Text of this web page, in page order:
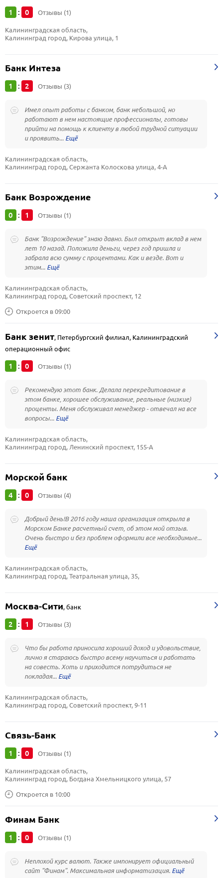
1 : 0 Отзывы (1)
Калининградская область,
Калининград город, Кирова улица, 1
Банк Интеза
1 : 2 Отзывы (3)
Имел опыт работы с банком, банк небольшой, но
работают в нем настоящие профессионалы, готовы
прийти на помощь к клиенту в любой трудной ситуации
и проявить...
Калининградская область,
Калининград город, Сержанта Колоскова улица, 4-А
Банк Возрождение
0 : 1 Отзывы (1)
Банк "Возрождение" знаю давно. Был открыт вклад в нем
лет 10 назад. Положила деньги, через год пришла и
забрала всю сумму с процентами. Как и везде. Вот и
этим...
Откроется в 09:00
Калининградская область,
Калининград город, Советский проспект, 12
Банк зенит, Петербургский филиал, Калининградский
операционный офис
1 : 0 Отзывы (1)
Рекомендую этот банк. Делала перекредитование в
этом банке, хорошее обслуживание, реальные (низкие)
проценты. Меня обслуживал менеджер - отвечал на все
вопросы...
Калининградская область,
Калининград город, Ленинский проспект, 155-А
Морской банк
4 : 0 Отзывы (4)
Добрый день!В 2016 году наша организация открыла в
Морском Банке расчетный счет, об этом мой отзыв.
Очень быстро и без проблем оформили все необходимые...
Калининградская область,
Калининград город, Театральная улица, 35,
Москва-Сити,банк
2 : 1 Отзывы (3)
Что бы работа приносила хороший доход и удовольствие,
лично я стараюсь быстро всему научиться и работать
на совесть. Хоть и приходится потрудиться не
покладая...
Калининградская область,
Калининград город, Советский проспект, 9-11
Связь-Банк
1 : 0 Отзывы (1)
Откроется в 10:00
Калининградская область,
Калининград город, Богдана Хмельницкого улица, 57
Финам Банк
1 : 0 Отзывы (1)
Неплохой курс валют. Также импонирует официальный
сайт "Финам". Максимальная информатизация.